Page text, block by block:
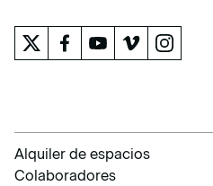
Alquiler de espacios
Colaboradores